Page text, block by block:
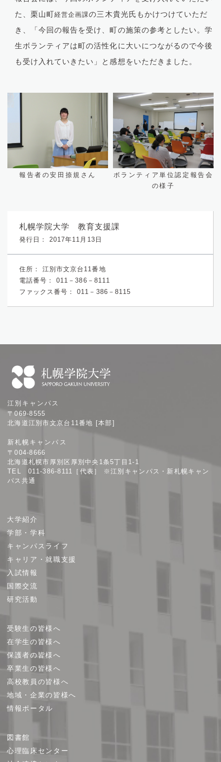
た、栗山町経営企画課の三木貴光氏もかけつけていただ
き、「今回の報告を受け、町の施策の参考としたい。学
生ボランティアは町の活性化に大いにつながるので今後
も受け入れていきたい」と感想をいただきました。
報告者の安田捺規さん
ボランティア単位認定報告会
の様子
発行日： 2017年11月13日
札幌学院大学 教育支援課
住所：
江別市文京台11番地
電話番号：
011－386－8111
ファックス番号：
011－386－8115
幌
学
大
学
江別キャンパス
〒069-8555
北海道江別市文京台11番地 [本部]
新札幌キャンパス
〒004-8666
北海道札幌市厚別区厚別中央1条5丁目1-1
TEL 011-386-8111［代表］ ※江別キャンパス・新札幌キャン
パス共通
ト
プ
大学紹介
学部・学科
キャンパスライフ
キャリア・就職支援
入試情報
国際交流
研究活動
受験生の皆様へ
在学生の皆様へ
保護者の皆様へ
卒業生の皆様へ
高校教員の皆様へ
地域・企業の皆様へ
情報ポータル
図書館
心理臨床センター